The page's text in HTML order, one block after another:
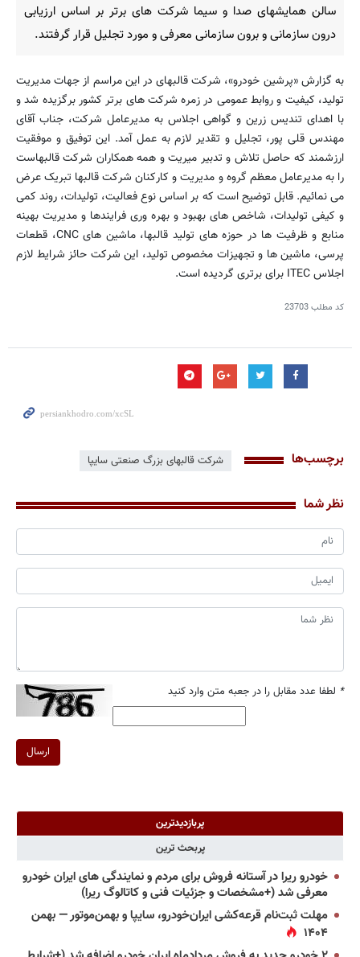
سالن همایشهای صدا و سیما شرکت های برتر بر اساس ارزیابی
درون سازمانی و برون سازمانی معرفی و مورد تجلیل قرار گرفتند.
به گزارش «پرشین خودرو»، شرکت قالبهای در این مراسم از جهات مدیریت
تولید، کیفیت و روابط عمومی در زمره شرکت های برتر کشور برگزیده شد و
با اهدای تندیس زرین و گواهی اجلاس به مدیرعامل شرکت، جناب آقای
مهندس قلی پور، تجلیل و تقدیر لازم به عمل آمد. این توفیق و موفقیت
ارزشمند که حاصل تلاش و تدبیر میریت و همه همکاران شرکت قالبهاست
را به مدیرعامل معظم گروه و مدیریت و کارکنان شرکت قالبها تبریک عرض
می نمائیم. قابل توضیح است که بر اساس نوع فعالیت، تولیدات، روند کمی
و کیفی تولیدات، شاخص های بهبود و بهره وری فرایندها و مدیریت بهینه
منابع و ظرفیت ها در حوزه های تولید قالبها، ماشین های CNC، قطعات
پرسی، ماشین ها و تجهیزات مخصوص تولید، این شرکت حائز شرایط لازم
اجلاس ITEC برای برتری گردیده است.
کد مطلب23703
برچسب‌ها شرکت قالبهای بزرگ صنعتی سایپا
نظر شما
* لطفا عدد مقابل را در جعبه متن وارد کنید
ارسال
پربازدیدترین
پربحث ترین
خودرو ریرا در آستانه فروش برای مردم و نمایندگی های ایران خودرو
معرفی شد (+مشخصات و جزئیات فنی و کاتالوگ ریرا)
مهلت ثبت‌نام قرعه‌کشی ایران‌خودرو، سایپا و بهمن‌موتور — بهمن
۱۴۰۴